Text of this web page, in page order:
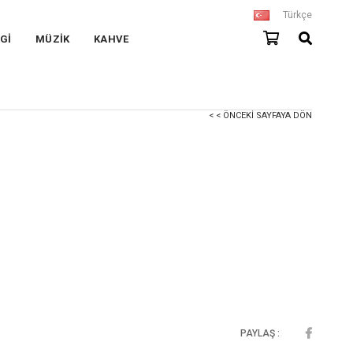
Türkçe
MÜZİK KAHVE
< < ÖNCEKI SAYFAYA DÖN
PAYLAŞ :